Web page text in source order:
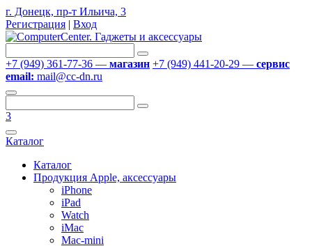
г. Донецк, пр-т Ильича, 3
Регистрация | Вход
+7 (949) 361-77-36 — магазин +7 (949) 441-20-29 — сервис
email: mail@cc-dn.ru
3
Каталог
Каталог
Продукция Apple, аксессуары
iPhone
iPad
Watch
iMac
Mac-mini